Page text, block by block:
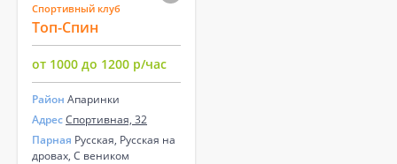
Спортивный клуб
Топ-Спин
от 1000 до 1200 р/час
Район Апаринки
АдресСпортивная, 32
Парная Русская, Русская на
дровах, С веником